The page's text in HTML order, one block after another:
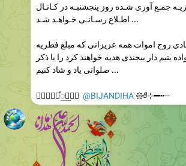
روح اموات همه عزیزانی که مبلغ فطریه
صلواتی یاد و شاد کنیم ...
༻⃘⃕⿻⃘꯭ⷷ༻⃘⃕ @BIJANDIHA
1.96K 16:29